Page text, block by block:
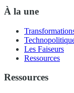
À la une
Les Faiseurs
Ressources
Ressources